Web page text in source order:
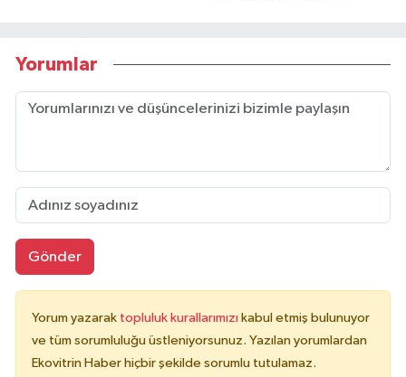
Yorumlar
Gönder
Yorum yazarak topluluk kurallarımızı kabul etmiş bulunuyor
ve tüm sorumluluğu üstleniyorsunuz. Yazılan yorumlardan
Ekovitrin Haber hiçbir şekilde sorumlu tutulamaz.